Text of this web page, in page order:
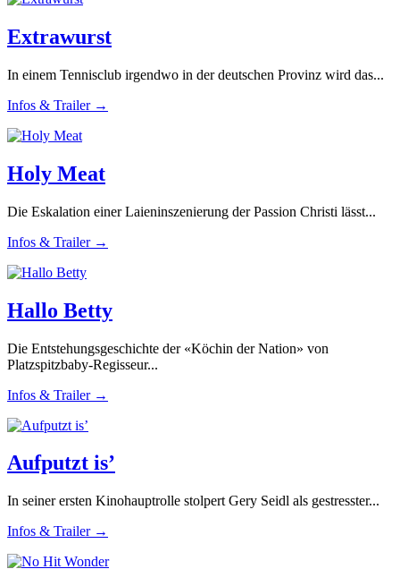
Extrawurst
In einem Tennisclub irgendwo in der deutschen Provinz wird das...
Infos & Trailer →
Holy Meat
Die Eskalation einer Laieninszenierung der Passion Christi lässt...
Infos & Trailer →
Hallo Betty
Die Entstehungsgeschichte der «Köchin der Nation» von
Platzspitzbaby-Regisseur...
Infos & Trailer →
Aufputzt is’
In seiner ersten Kinohauptrolle stolpert Gery Seidl als gestresster...
Infos & Trailer →